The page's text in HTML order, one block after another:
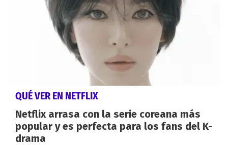
QUÉ VER EN NETFLIX
Netflix arrasa con la serie coreana más
popular y es perfecta para los fans del K-
drama